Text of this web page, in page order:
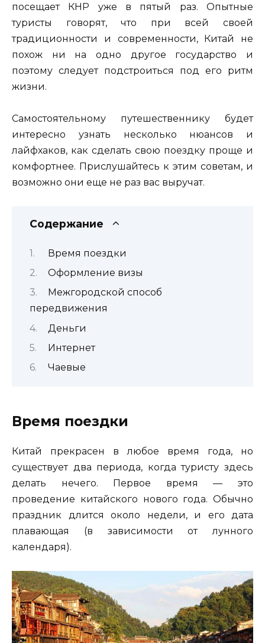
посещает КНР уже в пятый раз. Опытные
туристы говорят, что при всей своей
традиционности и современности, Китай не
похож ни на одно другое государство и
поэтому следует подстроиться под его ритм
жизни.
Самостоятельному путешественнику будет
интересно узнать несколько нюансов и
лайфхаков, как сделать свою поездку проще и
комфортнее. Прислушайтесь к этим советам, и
возможно они еще не раз вас выручат.
Содержание
Время поездки
Оформление визы
Межгородской способ
передвижения
Деньги
Интернет
Чаевые
Время поездки
Китай прекрасен в любое время года, но
существует два периода, когда туристу здесь
делать нечего. Первое время — это
проведение китайского нового года. Обычно
праздник длится около недели, и его дата
плавающая (в зависимости от лунного
календаря).